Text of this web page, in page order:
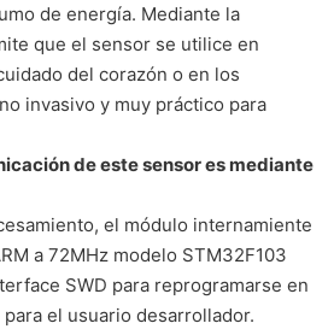
de energía. Mediante la
que el sensor se utilice en
del corazón o en los
invasivo y muy práctico para
de este sensor es mediante
el módulo internamiente
a 72MHz modelo STM32F103
SWD para reprogramarse en
el usuario desarrollador.